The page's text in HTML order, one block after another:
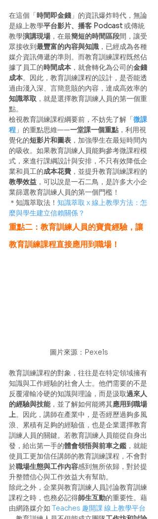
在這個「 時間即金錢 」的資訊爆炸時代，無論
是線上教學平台影片、播客 Podcast 或傳統
教學演講現場 ，在最簡短的時間區段間，讓受
眾接收到 最豐富的內容與知識 ，已經成為各種
媒介資訊傳遞的準則。而教育訓練課程既然佔
據了員工的時間成本 ，就會轉化為公司的金錢
成本。因此，教育訓練課程的設計，是否能透
過由淺入深、言簡意賅的內容，達成高效率的
知識萃取 ，就是選擇教育訓練人員的第一個重
點。
檢視教育訓練課程綱要前，不妨先了解「 微課
程 」的重點思維——一堂課一個重點 ，利用視
覺化的短影片和圖表 ，加強學生在最短時間內
的吸收。如果教育訓練人員能夠參考微課程模
式，來進行課綱設計與安排，不只有效降低企
業和員工的成本花費 ，並提升教育訓練課程的
教學效益 ，可以說是一石二鳥，是許多大小企
業篩選教育訓練人員的第一個門檻！
＊知識萃取法！ 知識萃取 x 線上教學方法：怎
麼與學生建立信賴關係？
重點二：教育訓練人員的寶貴經驗，讓
教育訓練課程直接應用到職場！
圖片來源：Pexels
教育訓練課程的對象，往往是在特定領域擁有
知識與工作經驗的社會人士。他們需要的不是
反覆灌輸冷硬的知識與理論，而是汲取過來人
的經驗與技能，並了解如何能將其應用到職場
上。因此，講師在產業中，是否經歷過夠多風
浪、累積有足夠的經驗值，也是企業選擇教育
訓練人員的關鍵。若教育訓練人員能從自身出
發，給出第一手的體會領悟與前車之鑑 ，就能
使員工更加信任講師的教育訓練課程，不會對
於職場生態與工作內容感到無所依歸，對於提
升整體信心與工作效益大有幫助。
除此之外，企業與教育訓練人員討論教育訓練
課程之時，也務必記得師生互動的重要性。藉
由網路媒介如 Teaches 趣開課 線上教學平台